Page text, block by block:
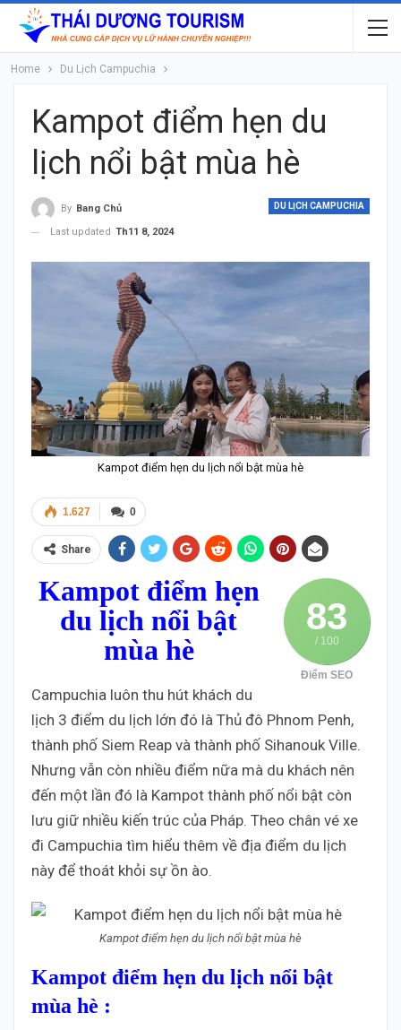
Home Du Lịch Campuchia
Kampot điểm hẹn du
lịch nổi bật mùa hè
DU LỊCH CAMPUCHIA
By Bang Chủ
Last updated Th11 8, 2024
Kampot điểm hẹn du lịch nổi bật mùa hè
0
1.627
Share
83
/ 100
Điểm SEO
Kampot điểm hẹn
du lịch nổi bật
mùa hè
Campuchia luôn thu hút khách du
lịch 3 điểm du lịch lớn đó là Thủ đô Phnom Penh,
thành phố Siem Reap và thành phố Sihanouk Ville.
Nhưng vẫn còn nhiều điểm nữa mà du khách nên
đến một lần đó là Kampot thành phố nổi bật còn
lưu giữ nhiều kiến trúc của Pháp. Theo chân vé xe
đi Campuchia tìm hiểu thêm về địa điểm du lịch
này để thoát khỏi sự ồn ào.
Kampot điểm hẹn du lịch nổi bật mùa hè
Kampot điểm hẹn du lịch nổi bật
mùa hè :